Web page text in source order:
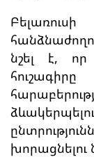
նշել է,